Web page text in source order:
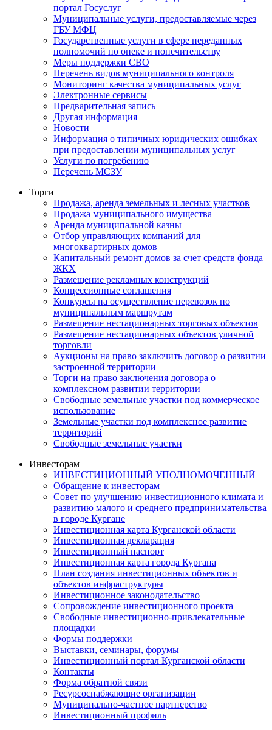
портал Госуслуг
Муниципальные услуги, предоставляемые через
ГБУ МФЦ
Государственные услуги в сфере переданных
полномочий по опеке и попечительству
Меры поддержки СВО
Перечень видов муниципального контроля
Мониторинг качества муниципальных услуг
Электронные сервисы
Предварительная запись
Другая информация
Новости
Информация о типичных юридических ошибках
при предоставлении муниципальных услуг
Услуги по погребению
Перечень МСЗУ
Торги
Продажа, аренда земельных и лесных участков
Продажа муниципального имущества
Аренда муниципальной казны
Отбор управляющих компаний для
многоквартирных домов
Капитальный ремонт домов за счет средств фонда
ЖКХ
Размещение рекламных конструкций
Концессионные соглашения
Конкурсы на осуществление перевозок по
муниципальным маршрутам
Размещение нестационарных торговых объектов
Размещение нестационарных объектов уличной
торговли
Аукционы на право заключить договор о развитии
застроенной территории
Торги на право заключения договора о
комплексном развитии территории
Свободные земельные участки под коммерческое
использование
Земельные участки под комплексное развитие
территорий
Свободные земельные участки
Инвесторам
ИНВЕСТИЦИОННЫЙ УПОЛНОМОЧЕННЫЙ
Обращение к инвесторам
Совет по улучшению инвестиционного климата и
развитию малого и среднего предпринимательства
в городе Кургане
Инвестиционная карта Курганской области
Инвестиционная декларация
Инвестиционный паспорт
Инвестиционная карта города Кургана
План создания инвестиционных объектов и
объектов инфраструктуры
Инвестиционное законодательство
Сопровождение инвестиционного проекта
Свободные инвестиционно-привлекательные
площадки
Формы поддержки
Выставки, семинары, форумы
Инвестиционный портал Курганской области
Контакты
Форма обратной связи
Ресурсоснабжающие организации
Муниципально-частное партнерство
Инвестиционный профиль